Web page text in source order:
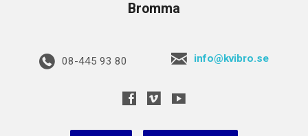
Bromma
08-445 93 80 info@kvibro.se